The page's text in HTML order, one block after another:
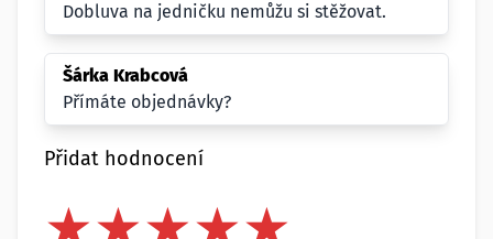
Dobluva na jedničku nemůžu si stěžovat.
Šárka Krabcová
Přímáte objednávky?
Přidat hodnocení